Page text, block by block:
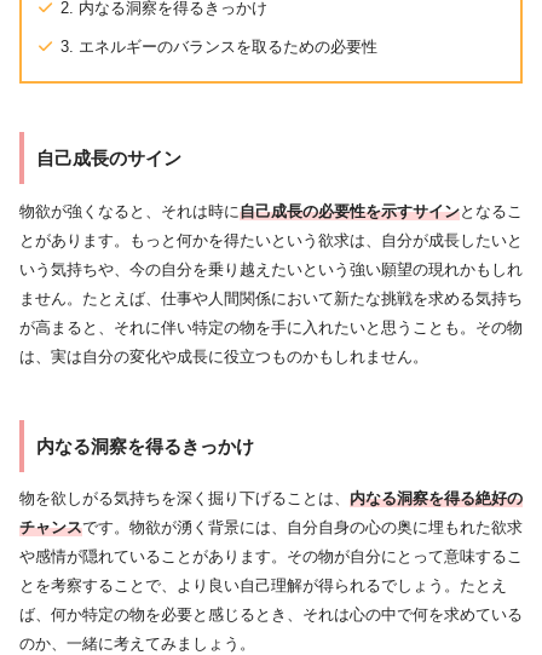
2. 内なる洞察を得るきっかけ
3. エネルギーのバランスを取るための必要性
自己成長のサイン
物欲が強くなると、それは時に自己成長の必要性を示すサインとなるこ
とがあります。もっと何かを得たいという欲求は、自分が成長したいと
いう気持ちや、今の自分を乗り越えたいという強い願望の現れかもしれ
ません。たとえば、仕事や人間関係において新たな挑戦を求める気持ち
が高まると、それに伴い特定の物を手に入れたいと思うことも。その物
は、実は自分の変化や成長に役立つものかもしれません。
内なる洞察を得るきっかけ
物を欲しがる気持ちを深く掘り下げることは、 内なる洞察を得る絶好の
チャンスです。物欲が湧く背景には、自分自身の心の奥に埋もれた欲求
や感情が隠れていることがあります。その物が自分にとって意味するこ
とを考察することで、より良い自己理解が得られるでしょう。たとえ
ば、何か特定の物を必要と感じるとき、それは心の中で何を求めている
のか、一緒に考えてみましょう。